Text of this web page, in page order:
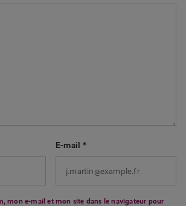
E-mail*
mon e-mail et mon site dans le navigateur pour